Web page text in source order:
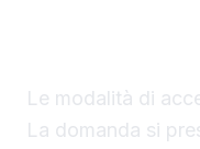
Le modalità di
La domanda si